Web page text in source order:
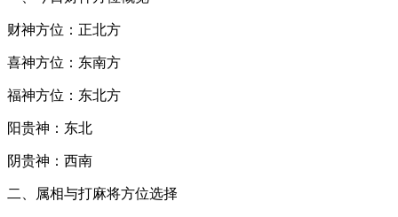
财神方位：正北方
喜神方位：东南方
福神方位：东北方
阳贵神：东北
阴贵神：西南
二、属相与打麻将方位选择